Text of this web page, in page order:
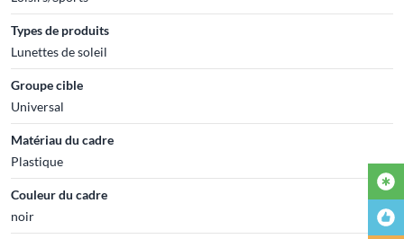
Types de produits
Lunettes de soleil
Groupe cible
Universal
Matériau du cadre
Plastique
Couleur du cadre
noir